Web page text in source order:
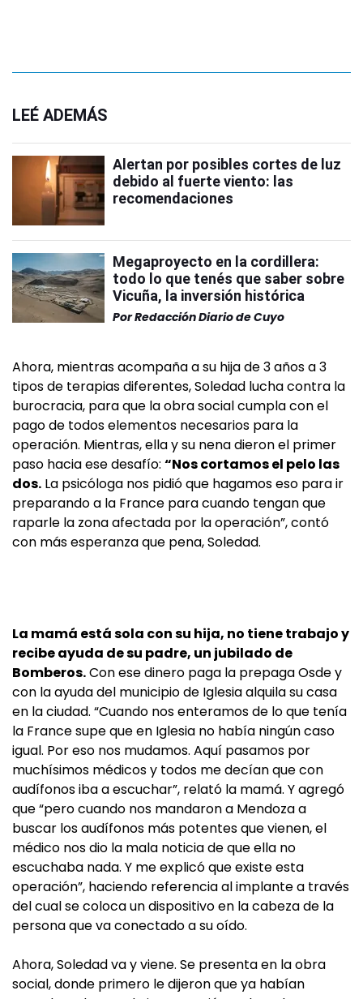
LEÉ ADEMÁS
Alertan por posibles cortes de luz
debido al fuerte viento: las
recomendaciones
Megaproyecto en la cordillera:
todo lo que tenés que saber sobre
Vicuña, la inversión histórica
PorRedacción Diario de Cuyo
Ahora, mientras acompaña a su hija de 3 años a 3
tipos de terapias diferentes, Soledad lucha contra la
burocracia, para que la obra social cumpla con el
pago de todos elementos necesarios para la
operación. Mientras, ella y su nena dieron el primer
paso hacia ese desafío: “Nos cortamos el pelo las
dos. La psicóloga nos pidió que hagamos eso para ir
preparando a la France para cuando tengan que
raparle la zona afectada por la operación”, contó
con más esperanza que pena, Soledad.
La mamá está sola con su hija, no tiene trabajo y
recibe ayuda de su padre, un jubilado de
Bomberos.Con ese dinero paga la prepaga Osde y
con la ayuda del municipio de Iglesia alquila su casa
en la ciudad. “Cuando nos enteramos de lo que tenía
la France supe que en Iglesia no había ningún caso
igual. Por eso nos mudamos. Aquí pasamos por
muchísimos médicos y todos me decían que con
audífonos iba a escuchar”, relató la mamá. Y agregó
que “pero cuando nos mandaron a Mendoza a
buscar los audífonos más potentes que vienen, el
médico nos dio la mala noticia de que ella no
escuchaba nada. Y me explicó que existe esta
operación”, haciendo referencia al implante a través
del cual se coloca un dispositivo en la cabeza de la
persona que va conectado a su oído.
Ahora, Soledad va y viene. Se presenta en la obra
social, donde primero le dijeron que ya habían